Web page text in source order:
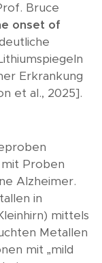
Bruce
onset of
Erkrankung
et al., 2025].
Proben
Alzheimer.
in
mittels
Metallen
mit „mild